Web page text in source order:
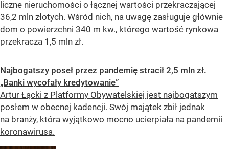
liczne nieruchomości o łącznej wartości przekraczającej
36,2 mln złotych. Wśród nich, na uwagę zasługuje głównie
dom o powierzchni 340 m kw., którego wartość rynkowa
przekracza 1,5 mln zł.
Najbogatszy poseł przez pandemię stracił 2,5 mln zł.
„Banki wycofały kredytowanie”
Artur Łącki z Platformy Obywatelskiej jest najbogatszym
posłem w obecnej kadencji. Swój majątek zbił jednak
na branży, która wyjątkowo mocno ucierpiała na pandemii
koronawirusa.